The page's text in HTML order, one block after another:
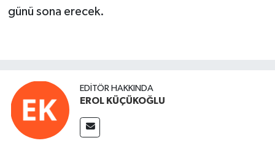
günü sona erecek.
EDITÖR HAKKINDA
EROL KÜÇÜKOĞLU